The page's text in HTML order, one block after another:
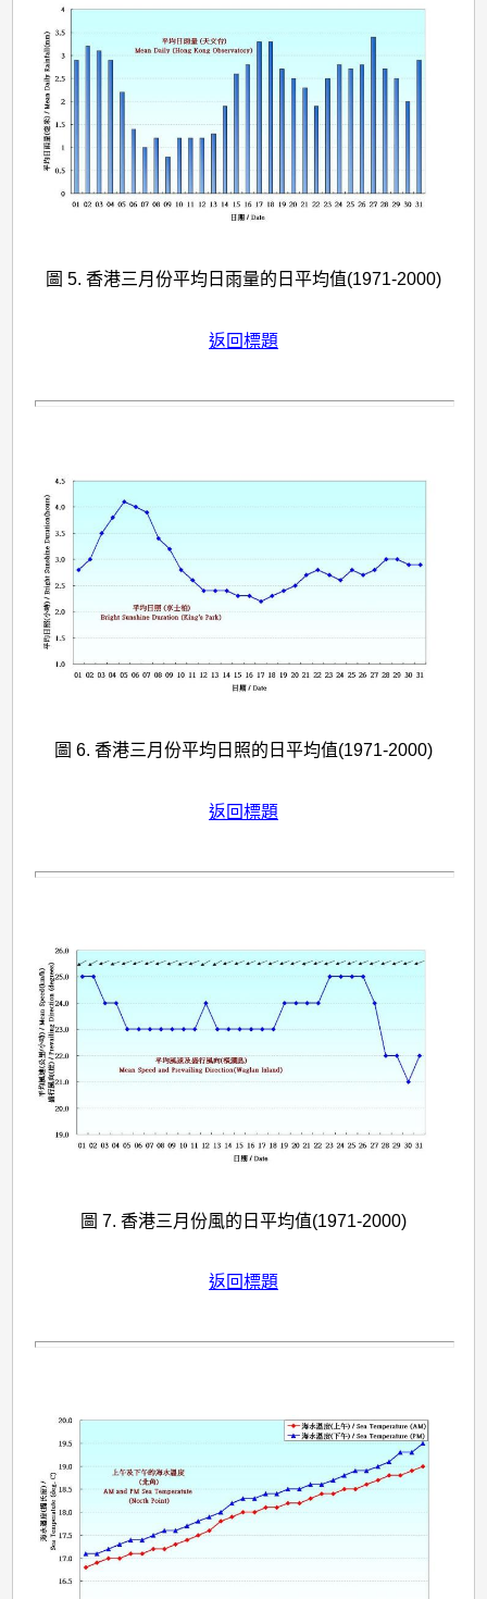
圖 5. 香港三月份平均日雨量的日平均值(1971-2000)
返回標題
圖 6. 香港三月份平均日照的日平均值(1971-2000)
返回標題
圖 7. 香港三月份風的日平均值(1971-2000)
返回標題